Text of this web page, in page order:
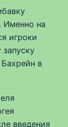
Именно на
игроки
в
введения